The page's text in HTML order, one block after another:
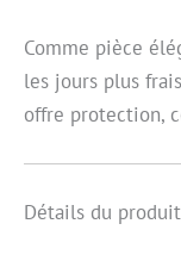
Comme pièce
les jours plus
offre protection,
Détails du produit